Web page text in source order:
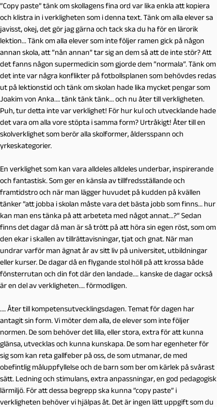
”Copy paste” tänk om skollagens fina ord var lika enkla att kopiera
och klistra in i verkligheten som i denna text. Tänk om alla elever sa
javisst, okej, det gör jag gärna och tack ska du ha för en lärorik
lektion… Tänk om alla elever som inte följer ramen gick på någon
annan skola, att ”nån annan” tar sig an dem så att de inte stör? Att
det fanns någon supermedicin som gjorde dem ”normala”. Tänk om
det inte var några konflikter på fotbollsplanen som behövdes redas
ut på lektionstid och tänk om skolan hade lika mycket pengar som
Joakim von Anka…. tänk tänk tänk… och nu åter till verkligheten.
Puh, tur detta inte var verklighet! För hur kul och utvecklande hade
det vara om alla vore stöpta i samma form? Urtråkigt! Åter till en
skolverklighet som berör alla skolformer, åldersspann och
yrkeskategorier.
En verklighet som kan vara alldeles alldeles underbar, inspirerande
och fantastisk. Som ger en känsla av tillfredsställande och
framtidstro och när man lägger huvudet på kudden på kvällen
tänker ”att jobba i skolan måste vara det bästa jobb som finns… hur
kan man ens tänka på att arbeteta med något annat…?” Sedan
finns det dagar då man är så trött på att höra sin egen röst, som om
den ekar i skallen av tillrättavisningar, tjat och gnat. När man
undrar varför man ägnat år av sitt liv på universitet, utbildningar
eller kurser. De dagar då en flygande stol höll på att krossa både
fönsterrutan och din fot där den landade…. kanske de dagar också
är en del av verkligheten…. förmodligen.
…. Åter till kompetensutvecklingsdagen. Temat för dagen har
antagit sin form. Vi möter dem alla, de elever som inte följer
normen. De som behöver det lilla, eller stora, extra för att kunna
glänsa, utvecklas och kunna kunskapa. De som har egenheter för
sig som kan reta gallfeber på oss, de som utmanar, de med
obefintlig måluppfyllelse och de barn som ber om kärlek på svårast
sätt. Ledning och stimulans, extra anpassningar, en god pedagogisk
lärmiljö. För att dessa begrepp ska kunna ”copy paste” i
verkligheten behöver vi hjälpas åt. Det är ingen lätt uppgift som du